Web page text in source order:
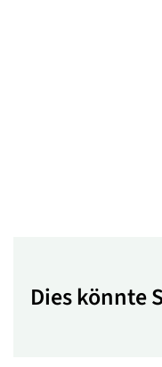
Dies könnte